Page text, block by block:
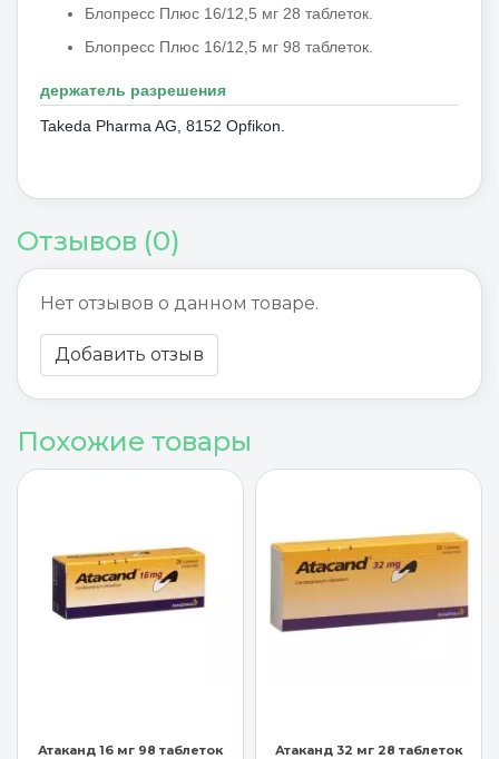
Блопресс Плюс 16/12,5 мг 28 таблеток
Блопресс Плюс 16/12,5 мг 98 таблеток
держатель разрешения
Takeda Pharma AG, 8152 Opfikon.
Отзывов (0)
Нет отзывов о данном товаре.
Добавить отзыв
Похожие товары
Атаканд 32 мг 28 таблеток
Атаканд Плюс 16/12,5 мг 28